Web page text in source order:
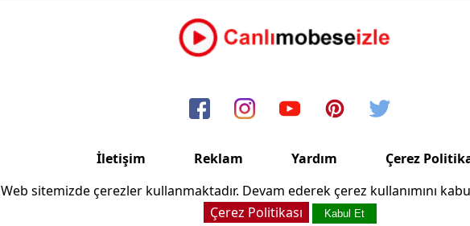
İletişim Reklam Yardım Çerez
Copyright © 2006/2024 Canlimobeseizle.com
Web sitemizde çerezler kullanmaktadır. Devam ederek çerez kullanımını
Çerez Politikası
Kabul Et